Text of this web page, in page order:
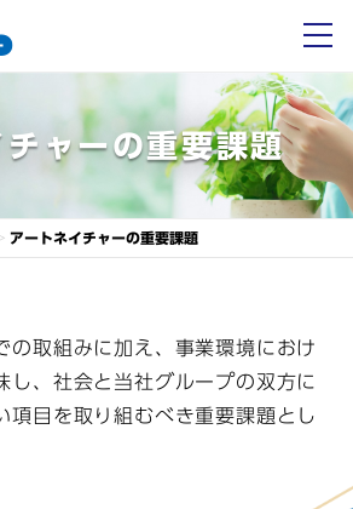
ャーの重要課題
ャーの重要課題
アートネイチャーの重要課題
の取組みに加え、事業環境におけ
し、社会と当社グループの双方に
項目を取り組むべき重要課題とし